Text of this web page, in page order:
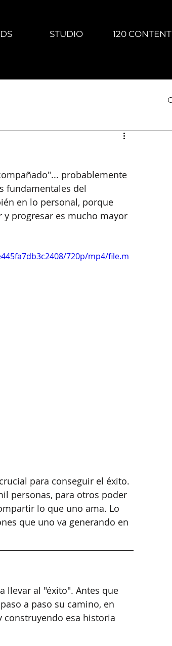
STUDIO 120 CONTENT
probablemente
fundamentales del
en lo personal, porque
y progresar es mucho mayor
720p/mp4/file.m
para conseguir el éxito.
personas, para otros poder
lo que uno ama. Lo
que uno va generando en
llevar al "éxito". Antes que
a paso su camino, en
construyendo esa historia